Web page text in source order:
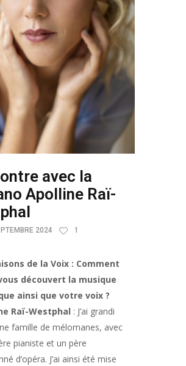
avec la
Apolline Raï-
2024 1
de la Voix : Comment
découvert la musique
ainsi que votre voix ?
Raï-Westphal : J’ai grandi
famille de mélomanes, avec
pianiste et un père
d’opéra. J’ai ainsi été mise